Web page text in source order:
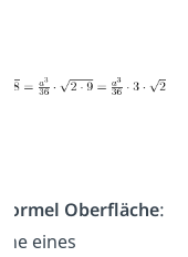
Oberfläche:
eines